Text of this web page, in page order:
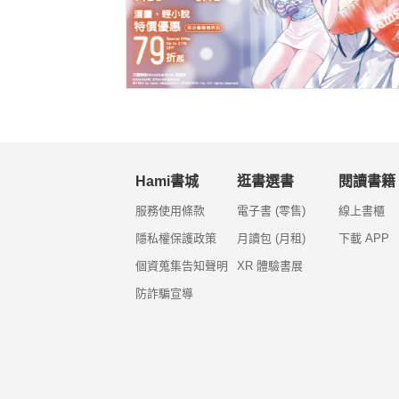
Hami書城
服務使用條款
隱私權保護政策
個資蒐集告知聲明
防詐騙宣導
逛書選書
電子書 (零售)
月讀包 (月租)
XR 體驗書展
閱讀書籍
線上書櫃
下載 APP